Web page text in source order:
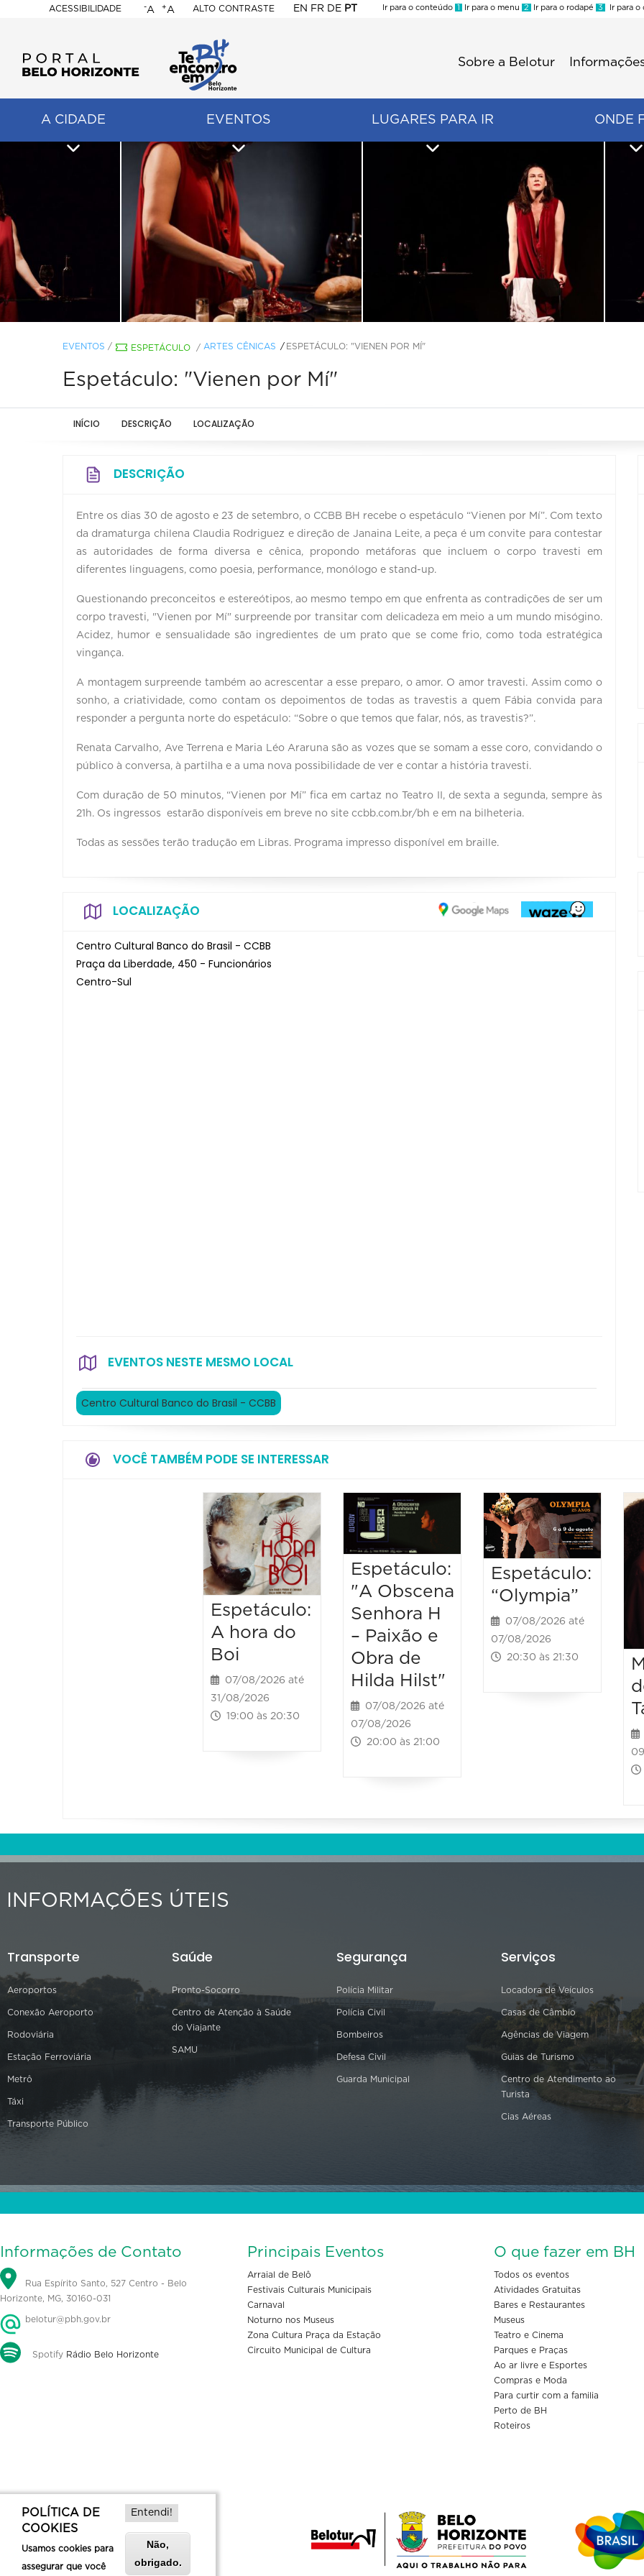
ACESSIBILIDADE
BELO
HORIZONTE
-A +A ALTO CONTRASTE EN FR DE PT
Ir para o conteúdo 1 Ir para o menu 2 Ir para o rodapé 3 Ir para o
Sobre a Belotur
A CIDADE EVENTOS LUGARES PARA IR ONDE
EVENTOS / ESPETÁCULO / ARTES CÊNICAS ESPETÁCULO: "VIENEN POR MÍ"
Espetáculo: "Vienen por Mí"
INÍCIO DESCRIÇÃO LOCALIZAÇÃO
DESCRIÇÃO
Entre os dias 30 de agosto e 23 de setembro, o CCBB BH recebe o espetáculo “Vienen por Mí”. Com texto
da dramaturga chilena Claudia Rodriguez e direção de Janaina Leite, a peça é um convite para contestar
as autoridades de forma diversa e cênica, propondo metáforas que incluem o corpo travesti em
diferentes linguagens, como poesia, performance, monólogo e stand-up.
Questionando preconceitos e estereótipos, ao mesmo tempo em que enfrenta as contradições de ser um
corpo travesti, "Vienen por Mí" surpreende por transitar com delicadeza em meio a um mundo misógino.
Acidez, humor e sensualidade são ingredientes de um prato que se come frio, como toda estratégica
vingança.
A montagem surpreende também ao acrescentar a esse preparo, o amor. O amor travesti. Assim como o
sonho, a criatividade, como contam os depoimentos de todas as travestis a quem Fábia convida para
responder a pergunta norte do espetáculo: “Sobre o que temos que falar, nós, as travestis?”.
Renata Carvalho, Ave Terrena e Maria Léo Araruna são as vozes que se somam a esse coro, convidando o
público à conversa, à partilha e a uma nova possibilidade de ver e contar a história travesti.
Com duração de 50 minutos, “Vienen por Mí” fica em cartaz no Teatro II, de sexta a segunda, sempre às
21h. Os ingressos estarão disponíveis em breve no site ccbb.com.br/bh e em na bilheteria.
Todas as sessões terão tradução em Libras. Programa impresso disponível em braille.
LOCALIZAÇÃO
Centro Cultural Banco do Brasil - CCBB
Praça da Liberdade, 450 - Funcionários
Centro-Sul
EVENTOS NESTE MESMO LOCAL
Centro Cultural Banco do Brasil - CCBB
VOCÊ TAMBÉM PODE SE INTERESSAR
Espetáculo:
A hora do
Boi
07/08/2026 até
31/08/2026
19:00 às 20:30
Espetáculo:
"A Obscena
Senhora H
– Paixão e
Obra de
Hilda Hilst"
07/08/2026 até
07/08/2026
20:00 às 21:00
Espetáculo:
“Olympia”
07/08/2026 até
07/08/2026
20:30 às 21:30
INFORMAÇÕES ÚTEIS
Transporte
Aeroportos
Conexão Aeroporto
Rodoviária
Estação Ferroviária
Metrô
Táxi
Transporte Público
Saúde
Pronto-Socorro
Centro de Atenção à Saúde
do Viajante
SAMU
Segurança
Polícia Militar
Polícia Civil
Bombeiros
Defesa Civil
Guarda Municipal
Serviços
Locadora de Veículos
Casas de Câmbio
Agências de Viagem
Guias de Turismo
Centro de Atendimento ao
Turista
Cias Aéreas
Informações de Contato
Rua Espírito Santo, 527 Centro - Belo
Horizonte, MG, 30160-031
belotur@pbh.gov.br
Spotify Rádio Belo Horizonte
Principais Eventos
Arraial de Belô
Festivais Culturais Municipais
Carnaval
Noturno nos Museus
Zona Cultura Praça da Estação
Circuito Municipal de Cultura
O que fazer em BH
Todos os eventos
Atividades Gratuitas
Bares e Restaurantes
Museus
Teatro e Cinema
Parques e Praças
Ao ar livre e Esportes
Compras e Moda
Para curtir com a familia
Perto de BH
Roteiros
POLÍTICA DE
COOKIES
Usamos cookies para
assegurar que você
Entendi!
Não,
obrigado.